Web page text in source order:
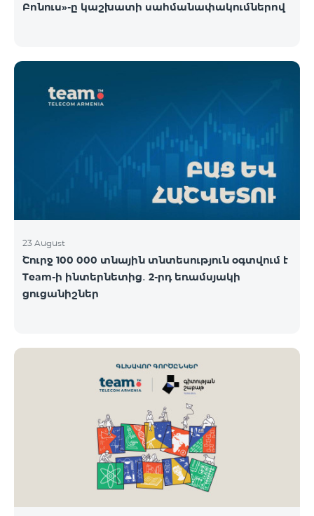
Բոնուս»-ը կաշխատի սահմանափակումներով
23 August
Շուրջ 100 000 տնային տնտեսություն օգտվում է
Team-ի ինտերնետից․ 2-րդ եռամսյակի
ցուցանիշներ